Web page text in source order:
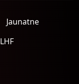
Jaunatne
LHF